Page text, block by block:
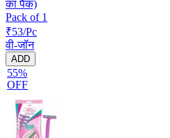
का पैक)
Pack of 1
₹53/Pc
वी-जॉन
ADD
55%
OFF